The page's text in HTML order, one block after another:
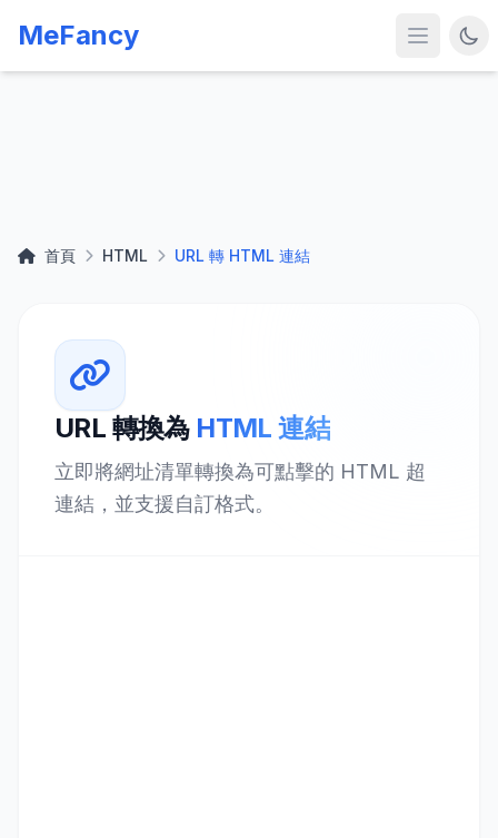
MeFancy
首頁 HTML URL 轉 HTML 連結
URL 轉換為 HTML 連結
立即將網址清單轉換為可點擊的 HTML 超
連結，並支援自訂格式。